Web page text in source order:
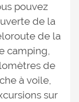
pouvez
de la
de la
camping,
de
à voile,
sur